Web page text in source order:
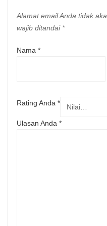
Alamat email Anda tidak
wajib ditandai *
Nama *
Rating Anda *
Ulasan Anda *